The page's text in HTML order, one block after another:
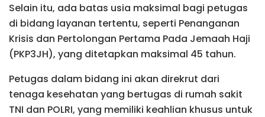
Selain itu, ada batas usia maksimal bagi petugas
di bidang layanan tertentu, seperti Penanganan
Krisis dan Pertolongan Pertama Pada Jemaah Haji
(PKP3JH), yang ditetapkan maksimal 45 tahun.
Petugas dalam bidang ini akan direkrut dari
tenaga kesehatan yang bertugas di rumah sakit
TNI dan POLRI, yang memiliki keahlian khusus untuk